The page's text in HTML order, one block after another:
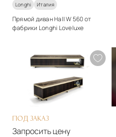
Longhi Италия
Прямой диван Hall W 560 от
фабрики Longhi Loveluxe
Материалы
Дерево, ткань, металл
Подробнее
Запросить цену
ПОД ЗАКАЗ
Запросить цену